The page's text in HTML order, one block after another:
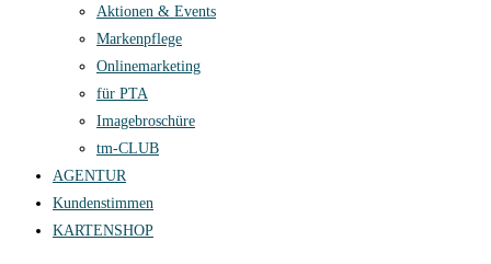
Aktionen & Events
Markenpflege
Onlinemarketing
für PTA
Imagebroschüre
tm-CLUB
AGENTUR
Kundenstimmen
KARTENSHOP